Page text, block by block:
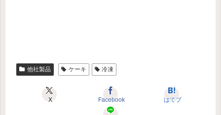
他社製品 ケーキ 冷凍
X Facebook はてブ